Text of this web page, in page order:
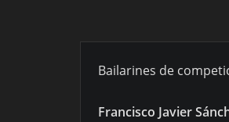
Bailarines de
Francisco Javier